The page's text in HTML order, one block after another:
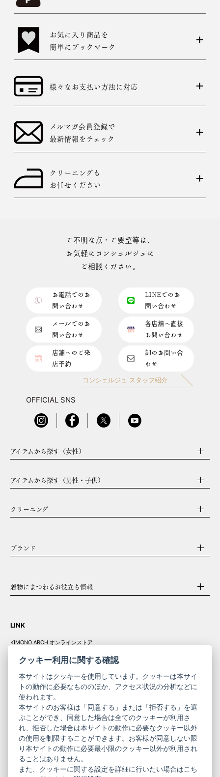
お気に入り商品を
簡単にブックマーク
様々なお支払い方法に対応
メルマガ会員登録で
最新情報をチェック
クリーニングも
お任せください
ご不明な点・ご要望等は、
お気軽にコンシェルジュに
ご相談ください。
お電話でのお
問い合わせ
LINEでのお
問い合わせ
メールでのお
問い合わせ
各店舗へ直接
お問い合わせ
店舗へのご来
店予約
卸のお問い合
わせ
コンシェルジュ スタッフ紹介
OFFICIAL SNS
アイテムから探す（女性）
アイテムから探す（男性・子供）
クリーニング
ブランド
着物にまつわるお役立ち情報
LINK
KIMONO ARCH オンラインストア
コーポレート
サイト
きものやまと振
袖
サイト
ニュースレター
ご利用案内
お問い合わせ
プライバシーポリシー
特定商取引法に基づく表記
ご利用規約
クッキー利用に関する確認
本サイトはクッキーを使用しています。クッキーは本サイ
トの動作に必要なもののほか、アクセス状況の分析などに
使われます。
本サイトのお客様は「同意する」または「拒否する」を選
ぶことができ、同意した場合は全てのクッキーが利用さ
れ、拒否した場合は本サイトの動作に必要なクッキー以外
の使用を制限することができます。お客様が同意しない限
り本サイトの動作に必要最小限のクッキー以外が利用され
ることはありません。
また、クッキーに関する設定を詳細に行いたい場合はこち